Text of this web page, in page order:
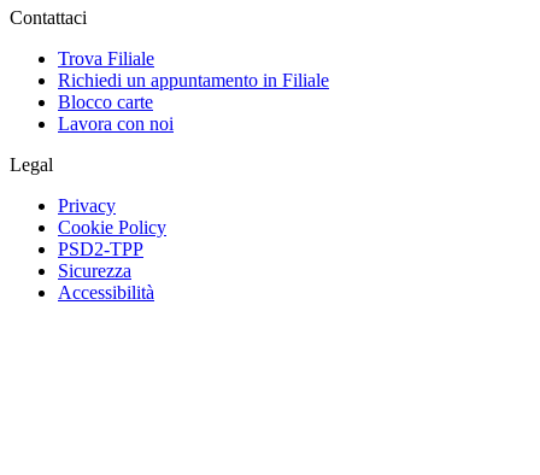
Contattaci
Trova Filiale
Richiedi un appuntamento in Filiale
Blocco carte
Lavora con noi
Legal
Privacy
Cookie Policy
PSD2-TPP
Sicurezza
Accessibilità